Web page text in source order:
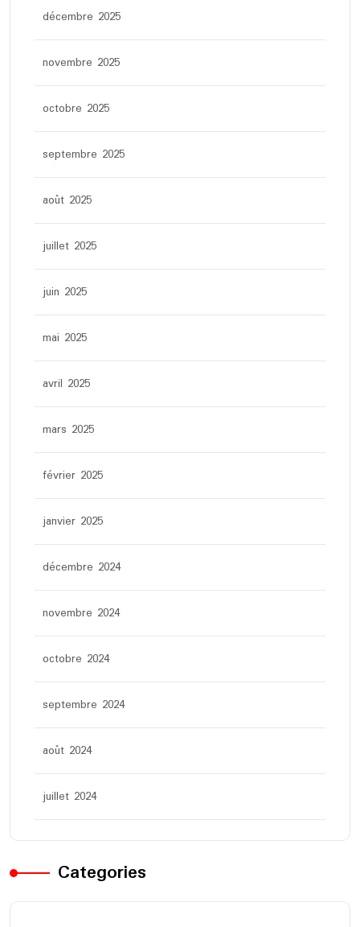
décembre 2025
novembre 2025
octobre 2025
septembre 2025
août 2025
juillet 2025
juin 2025
mai 2025
avril 2025
mars 2025
février 2025
janvier 2025
décembre 2024
novembre 2024
octobre 2024
septembre 2024
août 2024
juillet 2024
Categories